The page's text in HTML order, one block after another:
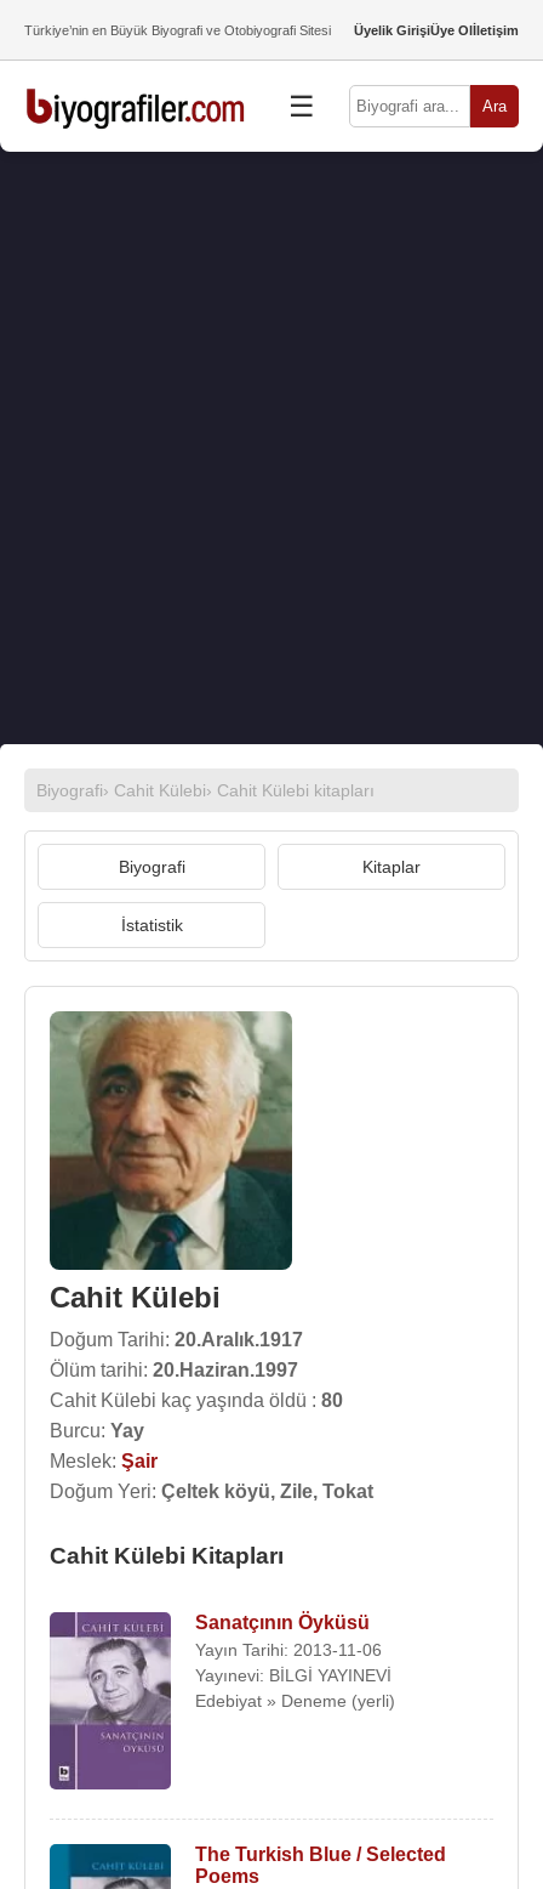
Türkiye’nin en Büyük Biyografi ve Otobiyografi Sitesi Üyelik GirişiÜye Olİletişim
☰ Ara
Biyografi› Cahit Külebi› Cahit Külebi kitapları
Biyografi Kitaplar
İstatistik
Cahit Külebi
Doğum Tarihi: 20.Aralık.1917
Ölüm tarihi: 20.Haziran.1997
Cahit Külebi kaç yaşında öldü : 80
Burcu: Yay
Meslek: Şair
Doğum Yeri: Çeltek köyü, Zile, Tokat
Cahit Külebi Kitapları
Sanatçının Öyküsü
Yayın Tarihi: 2013-11-06
Yayınevi: BİLGİ YAYINEVİ
Edebiyat » Deneme (yerli)
The Turkish Blue / Selected
Poems